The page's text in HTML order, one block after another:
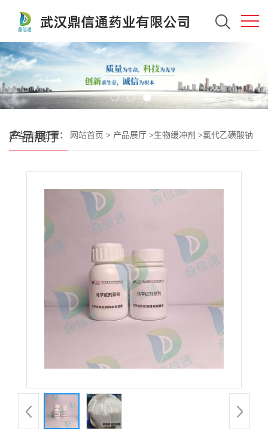
产品展厅
您当前的位置： 网站首页 > 产品展厅 >生物缓冲剂 >氯代乙磺酸钠